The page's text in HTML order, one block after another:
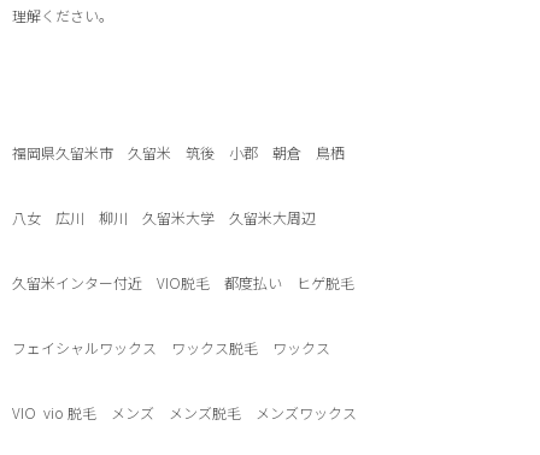
理解ください。
福岡県久留米市 久留米 筑後 小郡 朝倉 鳥栖
八女 広川 柳川 久留米大学 久留米大周辺
久留米インター付近 VIO脱毛 都度払い ヒゲ脱毛
フェイシャルワックス ワックス脱毛 ワックス
VIO vio 脱毛 メンズ メンズ脱毛 メンズワックス